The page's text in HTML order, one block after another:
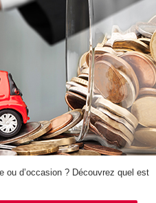
ou d’occasion ? Découvrez quel est